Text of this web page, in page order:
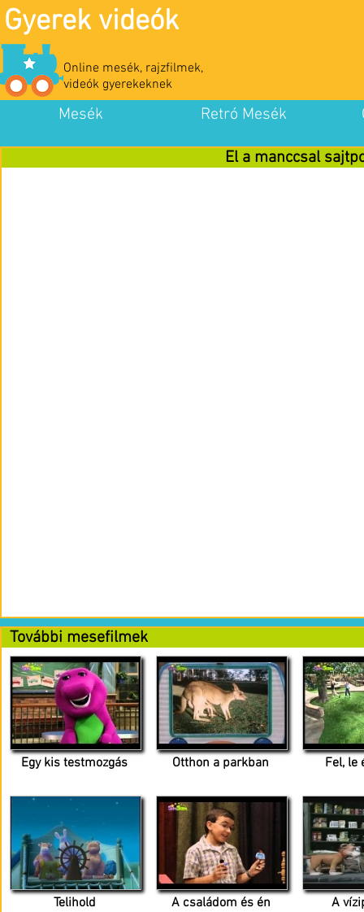
Gyerek videók
Online mesék, rajzfilmek,
videók gyerekeknek
Mesék Retró Mesék
El a manccsal
További mesefilmek
Egy kis testmozgás Otthon a parkban Fel, le
Telihold A családom és én A